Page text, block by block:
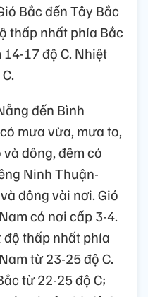
Bắc đến Tây Bắc
thấp nhất phía Bắc
17 độ C. Nhiệt
đến Bình
mưa vừa, mưa to,
dông, đêm có
Ninh Thuận-
dông vài nơi. Gió
có nơi cấp 3-4.
thấp nhất phía
từ 23-25 độ C.
từ 22-25 độ C;